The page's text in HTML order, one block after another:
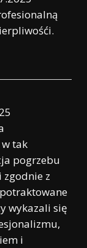
tak
pogrzebu
zgodnie z
wykazali się
i